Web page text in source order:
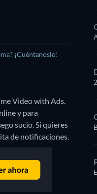
¡Cuéntanoslo!
Video with Ads.
y para
sucio. Si quieres
de notificaciones.